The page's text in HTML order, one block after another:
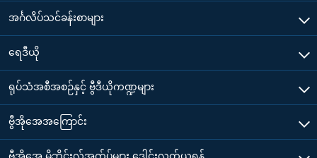
အင်္ဂလိပ်သင်ခန်းစာများ
ရေဒီယို
ရုပ်သံအစီအစဉ်နှင့် ဗွီဒီယိုကဏ္ဍများ
ဗွီအိုအေအကြောင်း